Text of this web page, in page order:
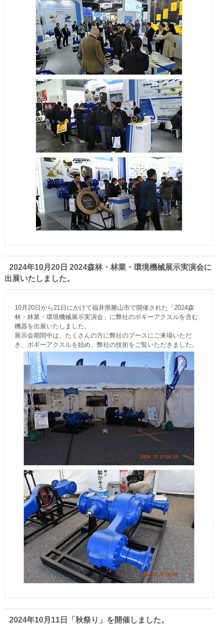
2024年10月20日 2024森林・林業・環境機械展示実演会に
出展いたしました。
10月20日から21日にかけて福井県勝山市で開催された「2024森
林・林業・環境機械展示実演会」に弊社のボギーアクスルを含む
機器を出展いたしました。
展示会期間中は、たくさんの方に弊社のブースにご来場いただ
き、ボギーアクスルを始め、弊社の技術をご覧いただきました。
2024年10月11日「秋祭り」を開催しました。